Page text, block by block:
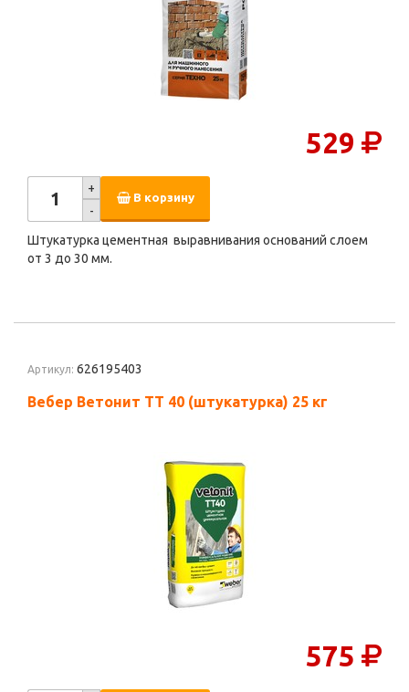
529
+
-
В корзину
Штукатурка цементная выравнивания оснований слоем
от 3 до 30 мм.
Артикул: 626195403
Вебер Ветонит ТТ 40 (штукатурка) 25 кг
575